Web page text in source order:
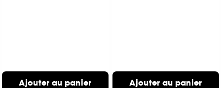
Ajouter au panier Ajouter au panier